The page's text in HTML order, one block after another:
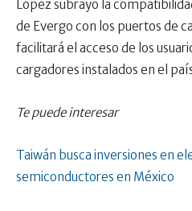
López subrayó la
de Evergo con los puertos de
facilitará el acceso de los
cargadores instalados en el
Te puede interesar
Taiwán busca inversiones en
semiconductores en México